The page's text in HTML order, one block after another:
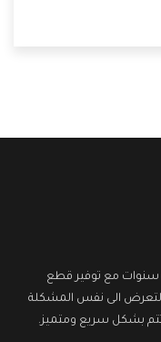
التى تسهل على
سنوات مع توفير قطع
التعرض الى نفس المشكلة
تتم بشكل سريع ومتميز.